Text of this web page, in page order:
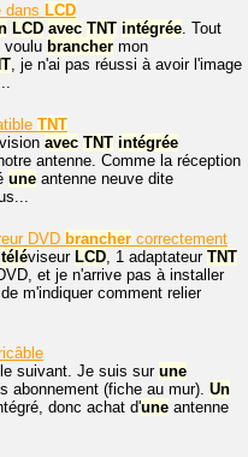
dans LCD
LCD avec TNT intégrée. Tout
voulu brancher mon
, je n'ai pas réussi à avoir l'image
TNT
vision avec TNT intégrée
antenne. Comme la réception
une antenne neuve dite
DVD brancher correctement
téléviseur LCD, 1 adaptateur TNT
et je n'arrive pas à installer
m'indiquer comment relier
suivant. Je suis sur une
abonnement (fiche au mur). Un
donc achat d'une antenne